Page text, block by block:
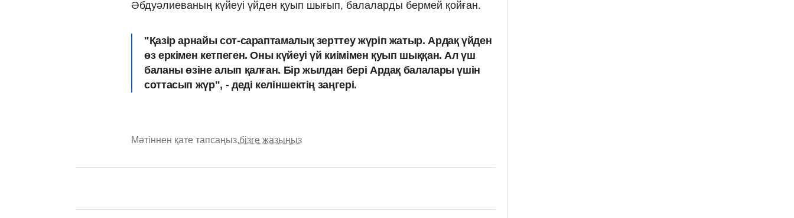
Әбдуәлиеваның күйеуі үйден қуып шығып, балаларды бермей қойған.
"Қазір арнайы сот-сараптамалық зерттеу жүріп жатыр. Ардақ үйден
өз еркімен кетпеген. Оны күйеуі үй киімімен қуып шыққан. Ал үш
баланы өзіне алып қалған. Бір жылдан бері Ардақ балалары үшін
соттасып жүр", - деді келіншектің заңгері.
Мәтіннен қате тапсаңыз,бізге жазыңыз